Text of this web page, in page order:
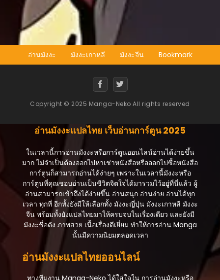
อ่านมังงะ มังงะเกาหลี มังงะจีน Bookmark
Copyright © 2025 Manga-Neko All rights reserved
อ่านมังงะแปลไทย เว็บอ่านการ์ตูน 2025
ในเวลานี้การอ่านมังงะหรือการ์ตูนออนไลน์อ่านได้ง่ายขึ้น
มาก ไม่จำเป็นต้องออกไปหาเช่าหนังสือหรือออกไปซื้อหนังสือ
การ์ตูนก็สามารถอ่านได้ง่ายๆ เพราะในเวลานี้มังงะหรือ
การ์ตูนที่คุณชอบอ่านเป็นชีวิตจิตใจได้มารวมไว้อยู่ที่นี่แล้ว ผู้
อ่านสามารถเข้าถึงได้ง่ายขึ้น อ่านสนุก อ่านง่าย อ่านได้ทุก
เวลา ทุกที่ อีกทั้งยังมีให้เลือกทั้ง มังงะญี่ปุ่น มังงะเกาหลี มังงะ
จีน พร้อมทั้งยังแปลไทยมาให้ครบจบในเรื่องเดียว และยังมี
มังงะชื่อดัง ภาพสวย เนื้อเรื่องดีเยี่ยม ทำให้การอ่าน Manga
นั้นมีความนิยมตลอดเวลา
อ่านมังงะแปลไทยออนไลน์